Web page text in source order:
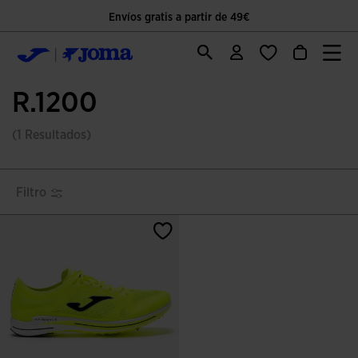
Envíos gratis a partir de 49€
R.1200
(1 Resultados)
Filtro